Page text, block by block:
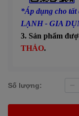
*Áp dụng cho
LẠNH - GIA
3. Sản phẩm
THẢO.
Số lượng: